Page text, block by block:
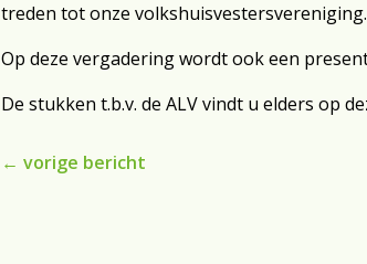
treden tot onze volkshuisvestersvereniging.
Op deze vergadering wordt ook een
De stukken t.b.v. de ALV vindt u elders op
←vorige bericht